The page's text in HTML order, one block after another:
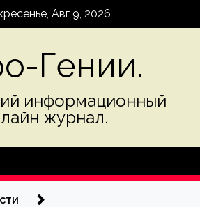
Авг 9, 2026
Гении.
информационный
журнал.